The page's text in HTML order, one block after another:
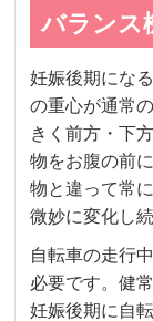
バランス
妊娠後期にな
の重心が通常
きく前方・下
物をお腹の前
物と違って常
微妙に変化し
自転車の走行
必要です。健
妊娠後期に自